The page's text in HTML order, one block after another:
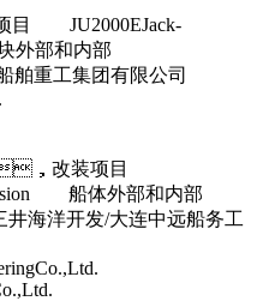
项目 JU2000EJack-
块外部和内部
舶重工集团有限公司
，改装项目
船体外部和内部
海洋开发/大连中远船务工